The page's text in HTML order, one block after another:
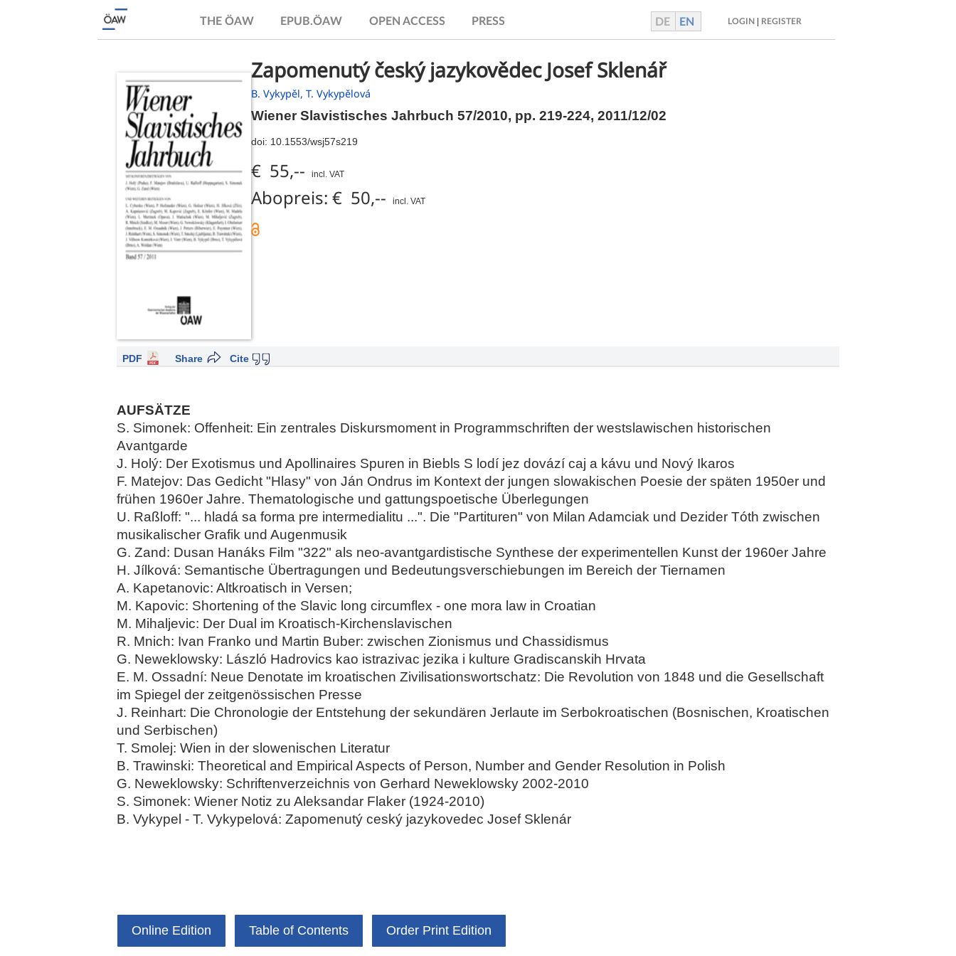
THE ÖAW EPUB.ÖAW OPEN ACCESS PRESS DE EN LOGIN REGISTER
Zapomenutý český jazykovědec Josef Sklenář
B. Vykypěl, T. Vykypělová
Wiener Slavistisches Jahrbuch 57/2010, pp. 219-224, 2011/12/02
doi: 10.1553/wsj57s219
€ 55,-- incl. VAT
Abopreis: € 50,-- incl. VAT
PDF Cite
Share
AUFSÄTZE
S. Simonek: Offenheit: Ein zentrales Diskursmoment in Programmschriften der westslawischen historischen
Avantgarde
J. Holý: Der Exotismus und Apollinaires Spuren in Biebls S lodí jez dovází caj a kávu und Nový Ikaros
F. Matejov: Das Gedicht "Hlasy" von Ján Ondrus im Kontext der jungen slowakischen Poesie der späten 1950er und
frühen 1960er Jahre. Thematologische und gattungspoetische Überlegungen
U. Raßloff: "... hladá sa forma pre intermedialitu ...". Die "Partituren" von Milan Adamciak und Dezider Tóth zwischen
musikalischer Grafik und Augenmusik
G. Zand: Dusan Hanáks Film "322" als neo-avantgardistische Synthese der experimentellen Kunst der 1960er Jahre
H. Jílková: Semantische Übertragungen und Bedeutungsverschiebungen im Bereich der Tiernamen
A. Kapetanovic: Altkroatisch in Versen;
M. Kapovic: Shortening of the Slavic long circumflex - one mora law in Croatian
M. Mihaljevic: Der Dual im Kroatisch-Kirchenslavischen
R. Mnich: Ivan Franko und Martin Buber: zwischen Zionismus und Chassidismus
G. Neweklowsky: László Hadrovics kao istrazivac jezika i kulture Gradiscanskih Hrvata
E. M. Ossadní: Neue Denotate im kroatischen Zivilisationswortschatz: Die Revolution von 1848 und die Gesellschaft
im Spiegel der zeitgenössischen Presse
J. Reinhart: Die Chronologie der Entstehung der sekundären Jerlaute im Serbokroatischen (Bosnischen, Kroatischen
und Serbischen)
T. Smolej: Wien in der slowenischen Literatur
B. Trawinski: Theoretical and Empirical Aspects of Person, Number and Gender Resolution in Polish
G. Neweklowsky: Schriftenverzeichnis von Gerhard Neweklowsky 2002-2010
S. Simonek: Wiener Notiz zu Aleksandar Flaker (1924-2010)
B. Vykypel - T. Vykypelová: Zapomenutý ceský jazykovedec Josef Sklenár
Online Edition Table of Contents Order Print Edition